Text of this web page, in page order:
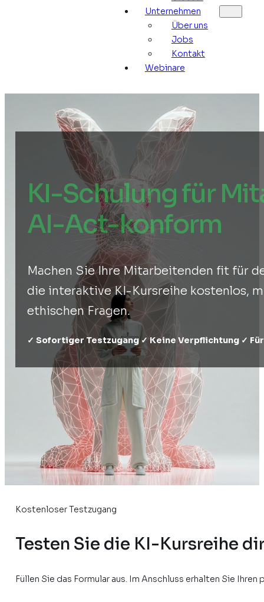
Unternehmen
Über uns
Jobs
Kontakt
Webinare
KI-Schulung für
AI-Act-konform
Machen Sie Ihre Mitarbeitenden fit für
die interaktive KI-Kursreihe kostenlos,
ethischen Fragen.
✓ Sofortiger Testzugang ✓ Keine Verpflichtung ✓
Kostenloser Testzugang
Testen Sie die KI-Kursreihe
Füllen Sie das Formular aus. Im Anschluss erhalten Sie